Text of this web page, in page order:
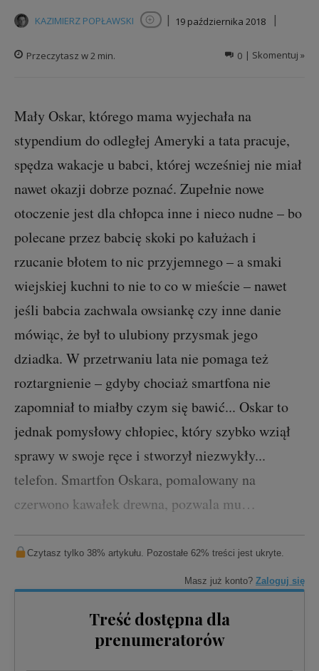
KAZIMIERZ POPŁAWSKI Obserwuj autora
| 19 października 2018 |
0 | Skomentuj »
Przeczytasz w 2 min.
Mały Oskar, którego mama wyjechała na
stypendium do odległej Ameryki a tata pracuje,
spędza wakacje u babci, której wcześniej nie miał
nawet okazji dobrze poznać. Zupełnie nowe
otoczenie jest dla chłopca inne i nieco nudne – bo
polecane przez babcię skoki po kałużach i
rzucanie błotem to nic przyjemnego – a smaki
wiejskiej kuchni to nie to co w mieście – nawet
jeśli babcia zachwala owsiankę czy inne danie
mówiąc, że był to ulubiony przysmak jego
dziadka. W przetrwaniu lata nie pomaga też
roztargnienie – gdyby chociaż smartfona nie
zapomniał to miałby czym się bawić... Oskar to
jednak pomysłowy chłopiec, który szybko wziął
sprawy w swoje ręce i stworzył niezwykły...
telefon. Smartfon Oskara, pomalowany na
czerwono kawałek drewna, pozwala mu…
Czytasz tylko 38% artykułu. Pozostałe 62% treści jest ukryte.
Masz już konto? Zaloguj się
Treść dostępna dla
prenumeratorów